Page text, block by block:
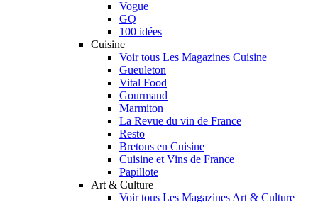
Vogue
GQ
100 idées
Cuisine
Voir tous Les Magazines Cuisine
Gueuleton
Vital Food
Gourmand
Marmiton
La Revue du vin de France
Resto
Bretons en Cuisine
Cuisine et Vins de France
Papillote
Art & Culture
Voir tous Les Magazines Art & Culture